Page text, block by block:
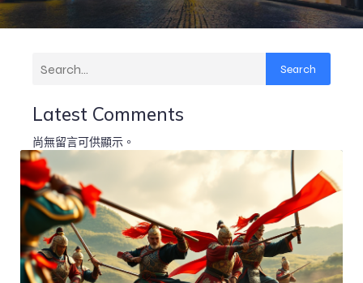
Search
Latest Comments
尚無留言可供顯示。